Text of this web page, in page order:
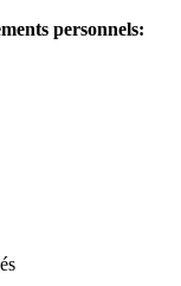
personnels: